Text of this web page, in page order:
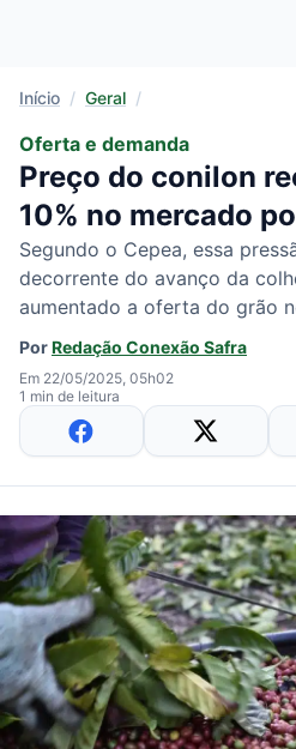
Início / Geral /
Oferta e demanda
Preço do conilon
10% no mercado
Segundo o Cepea, essa
decorrente do avanço da
aumentado a oferta do grão
PorRedação Conexão Safra
Em 22/05/2025, 05h02
1 min de leitura